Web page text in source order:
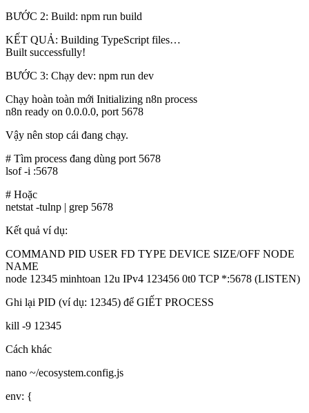
BƯỚC 2: Build: npm run build
KẾT QUẢ: Building TypeScript files…
Built successfully!
BƯỚC 3: Chạy dev: npm run dev
Chạy hoàn toàn mới Initializing n8n process
n8n ready on 0.0.0.0, port 5678
Vậy nên stop cái đang chạy.
# Tìm process đang dùng port 5678
lsof -i :5678
# Hoặc
netstat -tulnp | grep 5678
Kết quả ví dụ:
COMMAND PID USER FD TYPE DEVICE SIZE/OFF NODE
NAME
node 12345 minhtoan 12u IPv4 123456 0t0 TCP *:5678 (LISTEN)
Ghi lại PID (ví dụ: 12345) để GIẾT PROCESS
kill -9 12345
Cách khác
nano ~/ecosystem.config.js
env: {